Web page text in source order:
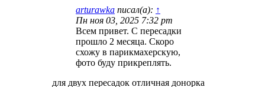
arturawka писал(а): ↑
Пн ноя 03, 2025 7:32 pm
Всем привет. С пересадки
прошло 2 месяца. Скоро
схожу в парикмахерскую,
фото буду прикреплять.
для двух пересадок отличная донорка